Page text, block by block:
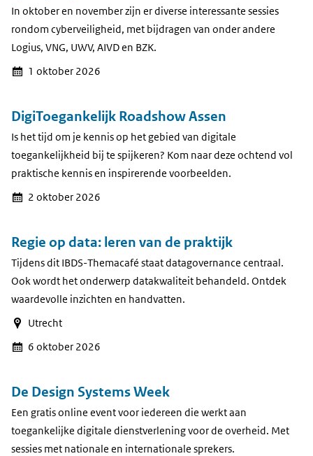
In oktober en november zijn er diverse interessante sessies
rondom cyberveiligheid, met bijdragen van onder andere
Logius, VNG, UWV, AIVD en BZK.
1 oktober 2026
DigiToegankelijk Roadshow Assen
Is het tijd om je kennis op het gebied van digitale
toegankelijkheid bij te spijkeren? Kom naar deze ochtend vol
praktische kennis en inspirerende voorbeelden.
2 oktober 2026
Regie op data: leren van de praktijk
Tijdens dit IBDS-Themacafé staat datagovernance centraal.
Ook wordt het onderwerp datakwaliteit behandeld. Ontdek
waardevolle inzichten en handvatten.
Utrecht
6 oktober 2026
De Design Systems Week
Een gratis online event voor iedereen die werkt aan
toegankelijke digitale dienstverlening voor de overheid. Met
sessies met nationale en internationale sprekers.